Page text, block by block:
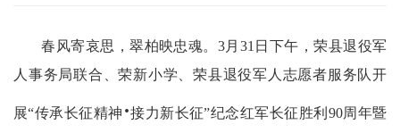
天
府
春风寄哀思，翠柏映忠魂。3月31日下午，荣县退役军
人事务局联合、荣新小学、荣县退役军人志愿者服务队开
展“传承长征精神 ·接力新长征”纪念红军长征胜利90周年暨